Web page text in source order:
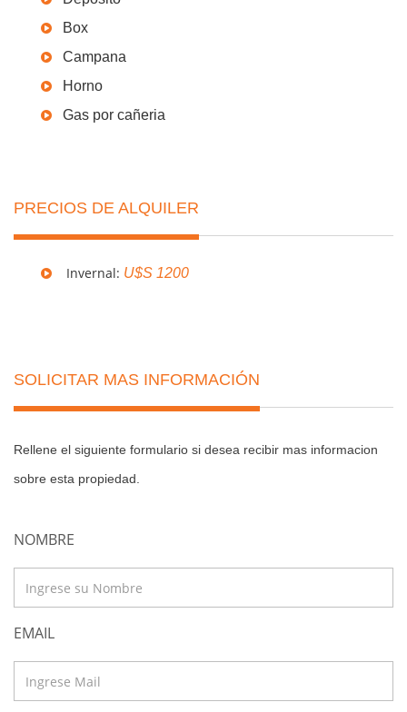
Box
Campana
Horno
Gas por cañeria
PRECIOS DE ALQUILER
Invernal: U$S 1200
SOLICITAR MAS INFORMACIÓN
Rellene el siguiente formulario si desea recibir mas informacion
sobre esta propiedad.
NOMBRE
EMAIL